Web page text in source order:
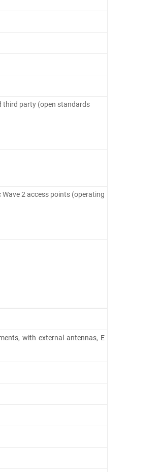
third party (open standards
Wave 2 access points (operating
with external antennas, E